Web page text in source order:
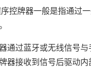
控牌器一般是指通过
通过蓝牙或无线信号
器接收到信号后驱动